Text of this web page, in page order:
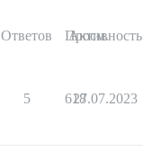
Ответов Просм.
Активность
5 618
27.07.2023